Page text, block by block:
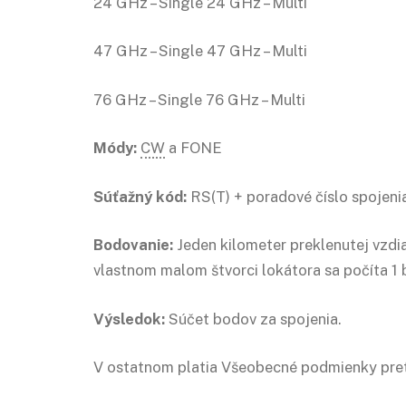
47 GHz – Single 47 GHz – Multi
76 GHz – Single 76 GHz – Multi
Módy: CW a FONE
Súťažný kód: RS(T) + poradové číslo
Bodovanie: Jeden kilometer preklenutej
vlastnom malom štvorci lokátora sa počíta 1
Výsledok: Súčet bodov za spojenia.
V ostatnom platia Všeobecné podmienky